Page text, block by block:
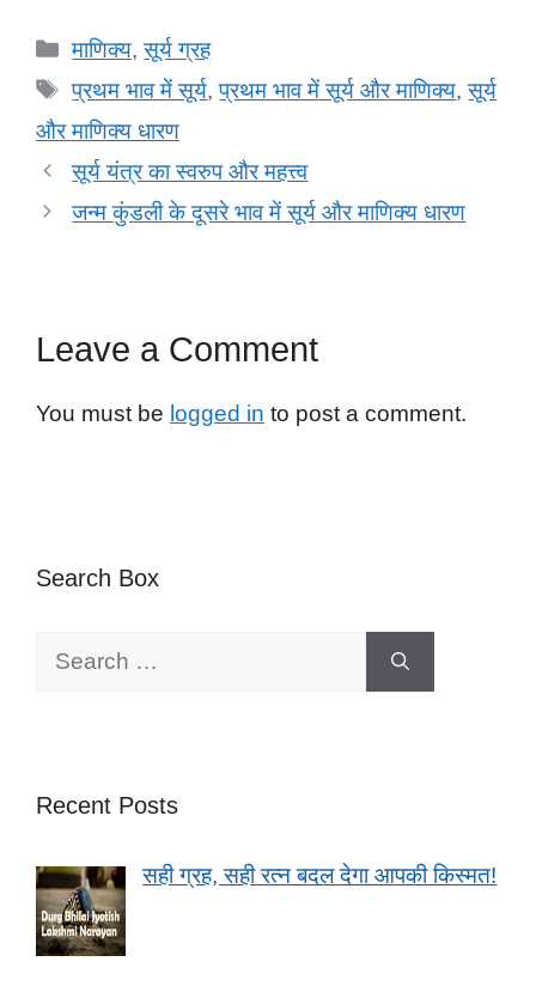
c
e
b
o
o
k
tt
er
ail
s
A
p
p
e
dI
di
t
e
Categories
माणिक्य,सूर्य ग्रह
Tags
प्रथम भाव में सूर्य,प्रथम भाव में सूर्य और माणिक्य,सूर्य
और माणिक्य धारण
सूर्य यंत्र का स्वरुप और महत्त्व
जन्म कुंडली के दूसरे भाव में सूर्य और माणिक्य धारण
Leave a Comment
You must be logged in to post a comment.
Search Box
Search
Recent Posts
सही ग्रह, सही रत्न बदल देगा आपकी किस्मत!